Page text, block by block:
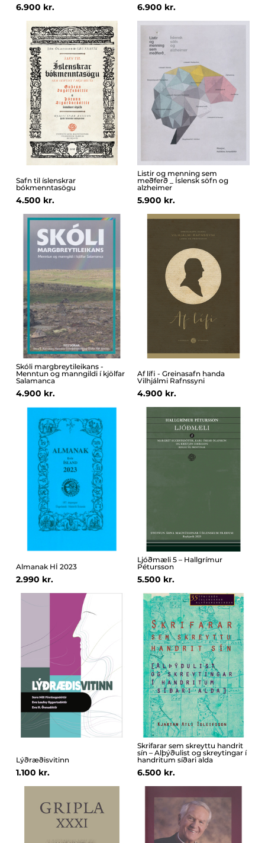
6.900 kr. 6.900 kr.
Safn til íslenskrar
bókmenntasögu
4.500 kr.
Listir og menning sem
meðferð _ Íslensk söfn og
alzheimer
5.900 kr.
Skóli margbreytileikans -
Menntun og manngildi í kjölfar
Salamanca
4.900 kr.
Af lífi - Greinasafn handa
Vilhjálmi Rafnssyni
4.900 kr.
Almanak HÍ 2023
2.990 kr.
Ljóðmæli 5 – Hallgrímur
Pétursson
5.500 kr.
Lýðræðisvitinn
1.100 kr.
Skrifarar sem skreyttu handrit
sín – Alþýðulist og skreytingar í
handritum síðari alda
6.500 kr.